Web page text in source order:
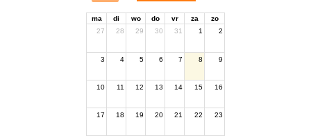
ma di wo do vr za
zo
27
28 29 30 31 1 2
3 4 5 6 7 8 9
10 11 12 13 14 15 16
17 18 19 20 21 22 23